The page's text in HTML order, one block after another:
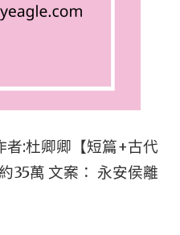
相
+宮
者:杜卿卿【短篇+古代
35萬 文案： 永安侯離